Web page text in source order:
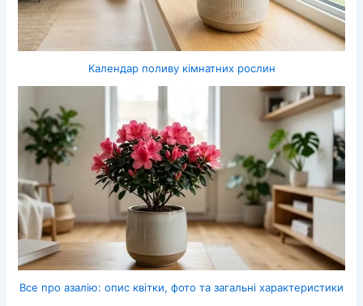
Календар поливу кімнатних рослин
Все про азалію: опис квітки, фото та загальні характеристики